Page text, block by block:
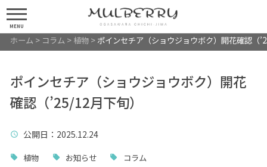
MENU
ホーム > コラム > 植物> ポインセチア（ショウジョウボク）開花確認（
ポインセチア（ショウジョウボク）開花
確認（’25/12月下旬）
公開日 ：2025.12.24
植物 お知らせ コラム